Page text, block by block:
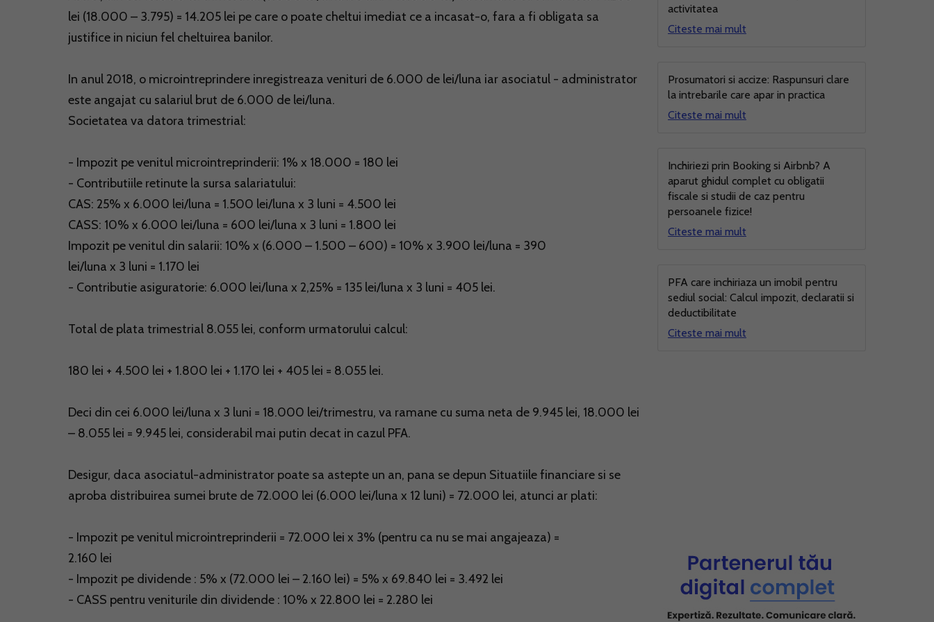
lei (18.000 – 3.795) = 14.205 lei pe care o poate cheltui imediat ce a incasat-o, fara a fi obligata sa
justifice in niciun fel cheltuirea banilor.
In anul 2018, o microintreprindere inregistreaza venituri de 6.000 de lei/luna iar asociatul - administrator
este angajat cu salariul brut de 6.000 de lei/luna.
Societatea va datora trimestrial:
- Impozit pe venitul microintreprinderii: 1% x 18.000 = 180 lei
- Contributiile retinute la sursa salariatului:
CAS: 25% x 6.000 lei/luna = 1.500 lei/luna x 3 luni = 4.500 lei
CASS: 10% x 6.000 lei/luna = 600 lei/luna x 3 luni = 1.800 lei
Impozit pe venitul din salarii: 10% x (6.000 – 1.500 – 600) = 10% x 3.900 lei/luna = 390
lei/luna x 3 luni = 1.170 lei
- Contributie asiguratorie: 6.000 lei/luna x 2,25% = 135 lei/luna x 3 luni = 405 lei.
Total de plata trimestrial 8.055 lei, conform urmatorului calcul:
180 lei + 4.500 lei + 1.800 lei + 1.170 lei + 405 lei = 8.055 lei.
Deci din cei 6.000 lei/luna x 3 luni = 18.000 lei/trimestru, va ramane cu suma neta de 9.945 lei, 18.000 lei
– 8.055 lei = 9.945 lei, considerabil mai putin decat in cazul PFA.
Desigur, daca asociatul-administrator poate sa astepte un an, pana se depun Situatiile financiare si se
aproba distribuirea sumei brute de 72.000 lei (6.000 lei/luna x 12 luni) = 72.000 lei, atunci ar plati:
- Impozit pe venitul microintreprinderii = 72.000 lei x 3% (pentru ca nu se mai angajeaza) =
2.160 lei
- Impozit pe dividende : 5% x (72.000 lei – 2.160 lei) = 5% x 69.840 lei = 3.492 lei
- CASS pentru veniturile din dividende : 10% x 22.800 lei = 2.280 lei
activitatea
Citeste mai mult
Prosumatori si accize: Raspunsuri clare
la intrebarile care apar in practica
Citeste mai mult
Inchiriezi prin Booking si Airbnb? A
aparut ghidul complet cu obligatii
fiscale si studii de caz pentru
persoanele fizice!
Citeste mai mult
PFA care inchiriaza un imobil pentru
sediul social: Calcul impozit, declaratii si
deductibilitate
Citeste mai mult